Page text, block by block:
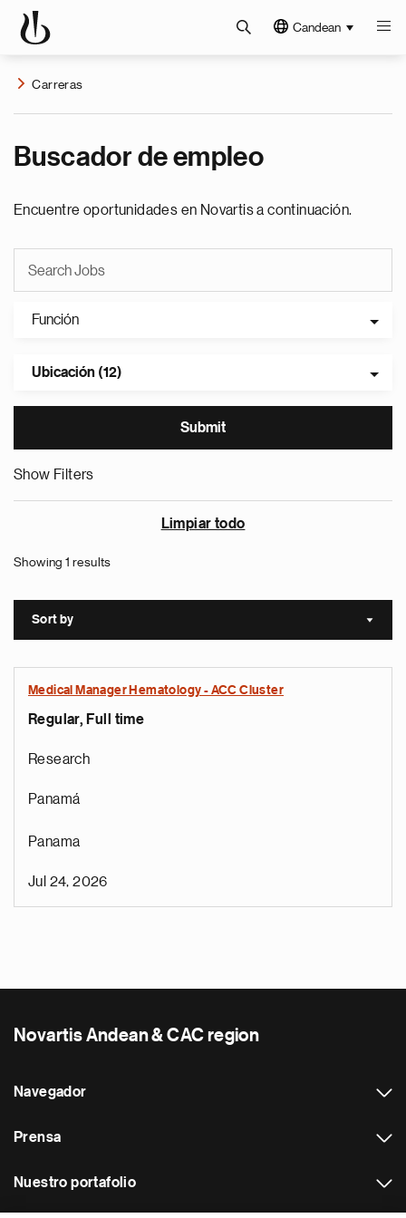
Candean
Carreras
Buscador de empleo
Encuentre oportunidades en Novartis a continuación.
Función
Ubicación (12)
Show Filters
Limpiar todo
Showing 1 results
Sort by Sort
Medical Manager Hematology - ACC Cluster
Regular, Full time
Research
Panamá
Panama
Jul 24, 2026
Novartis Andean & CAC region
Navegador
Prensa
Nuestro portafolio